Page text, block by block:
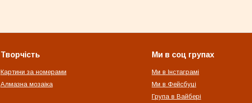
Творчість
Картини за номерами
Алмазна мозаіка
Ми в соц групах
Ми в Інстаграмі
Ми в Фейсбуці
Група в Вайбері